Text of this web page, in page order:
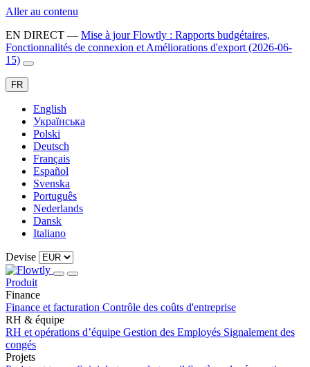
Aller au contenu
EN DIRECT — Mise à jour Flowtly : Rapports budgétaires,
Fonctionnalités de connexion et Améliorations d'export (2026-06-
15)
FR
English
Українська
Polski
Deutsch
Français
Español
Svenska
Português
Nederlands
Dansk
Italiano
Devise
Produit
Finance
Finance et facturation Contrôle des coûts d'entreprise
RH & équipe
RH et opérations d’équipe Gestion des Employés Signalement des
congés
Projets